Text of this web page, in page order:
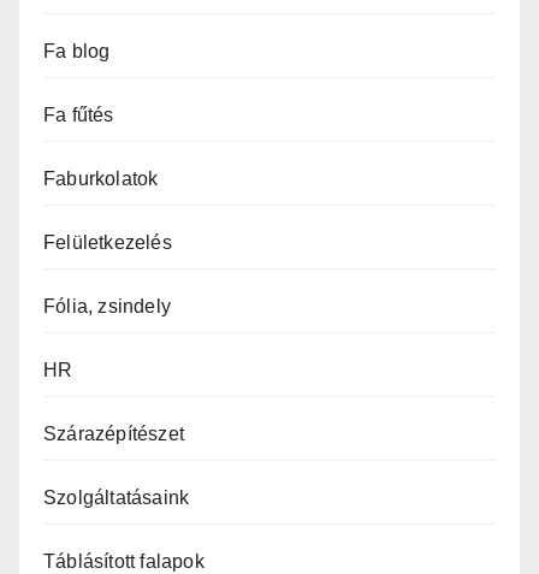
Fa blog
Fa fűtés
Faburkolatok
Felületkezelés
Fólia, zsindely
HR
Szárazépítészet
Szolgáltatásaink
Táblásított falapok